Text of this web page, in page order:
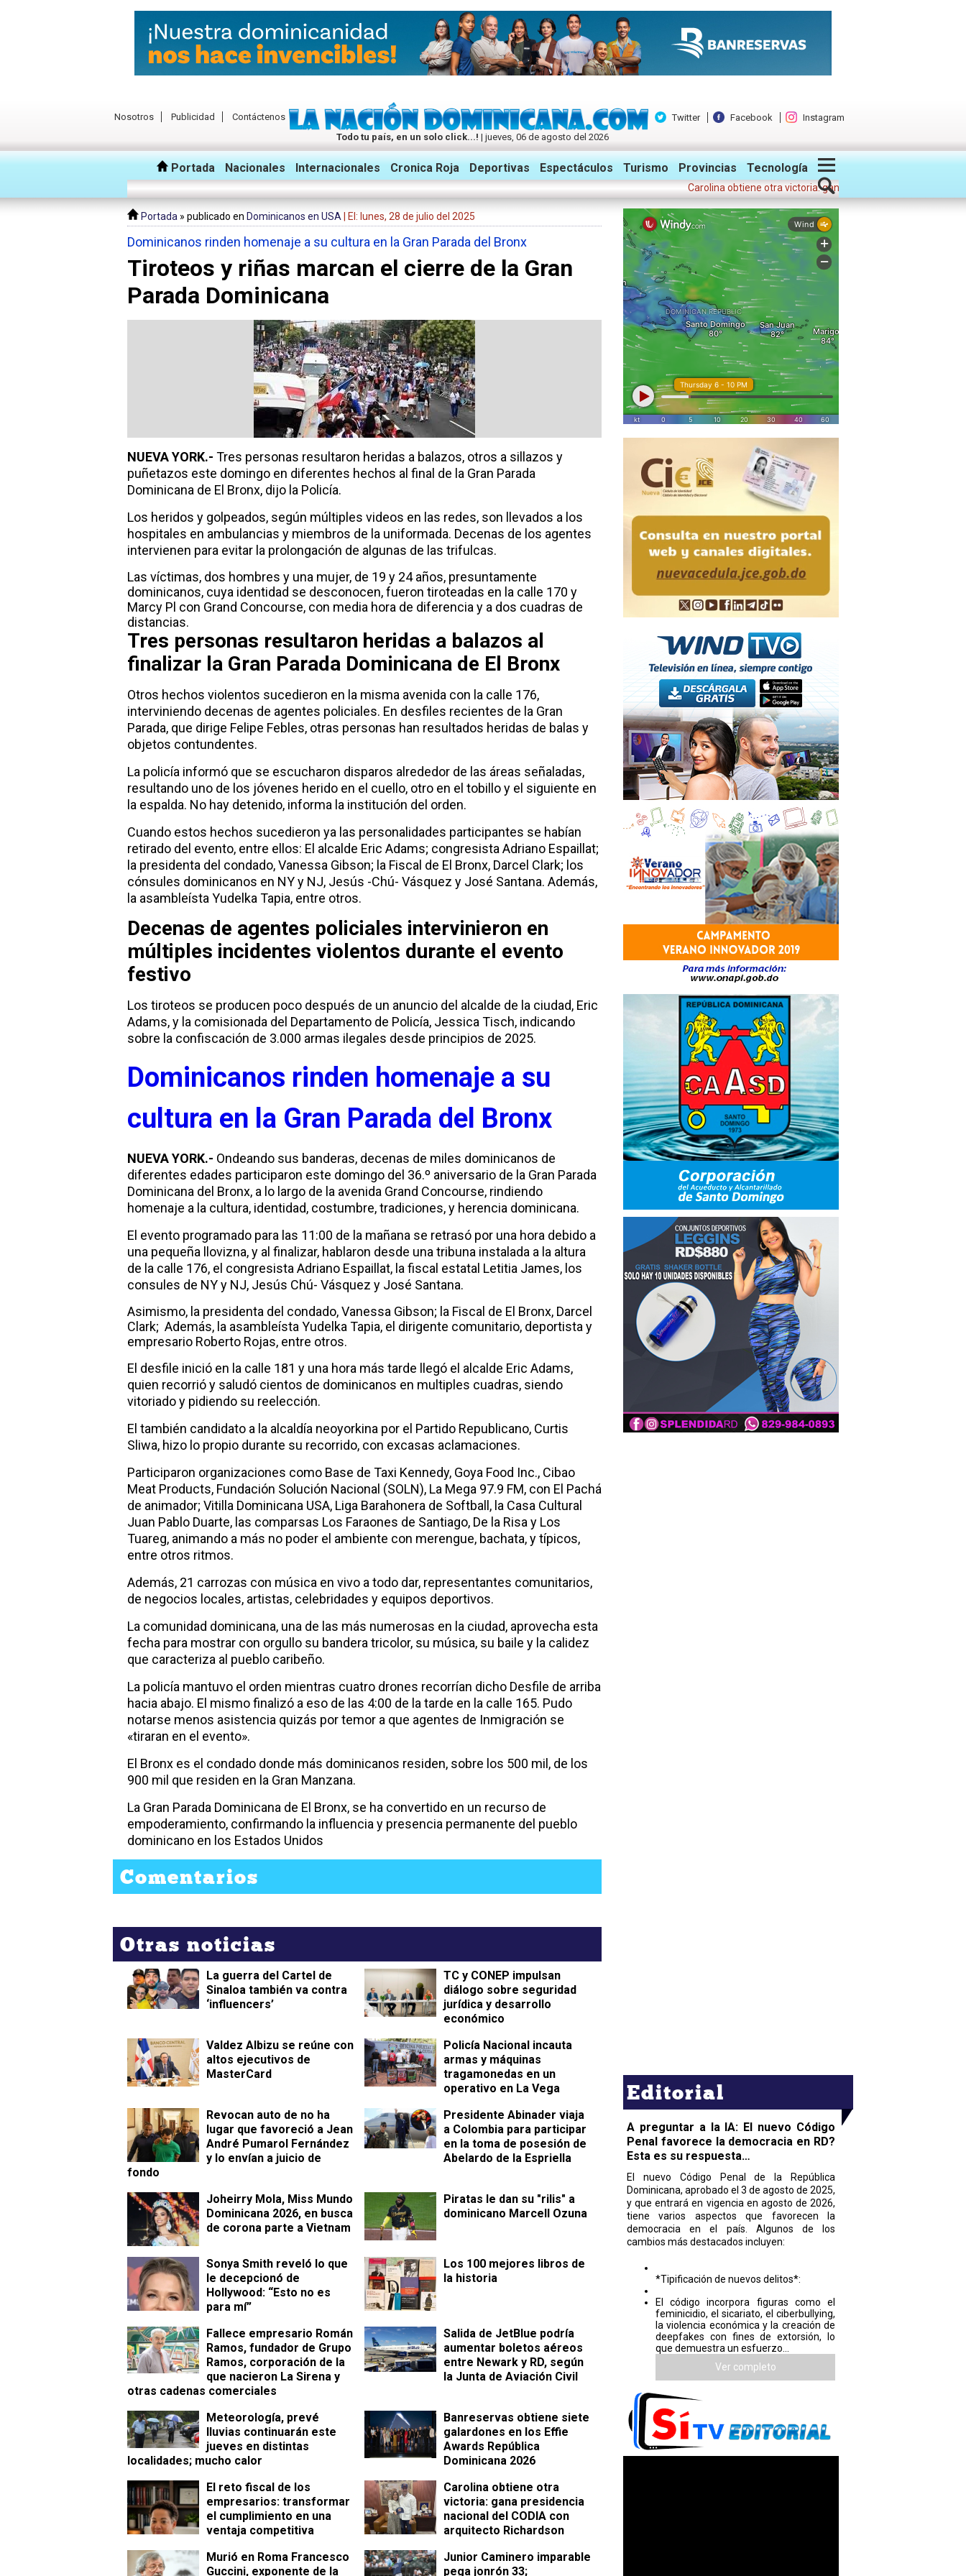
Nosotros Publicidad
Contáctenos
Todo tu país, en un solo click...! | jueves, 06 de agosto del 2026
Twitter Facebook Instagram
Portada Nacionales Internacionales Cronica Roja Deportivas Espectáculos Turismo Provincias Tecnología
Carolina obtiene otra victoria: gana presidencia nacional del CODIA
Portada » publicado en Dominicanos en USA | El: lunes, 28 de julio del 2025
Dominicanos rinden homenaje a su cultura en la Gran Parada del Bronx
Tiroteos y riñas marcan el cierre de la Gran
Parada Dominicana
NUEVA YORK.- Tres personas resultaron heridas a balazos, otros a sillazos y
puñetazos este domingo en diferentes hechos al final de la Gran Parada
Dominicana de El Bronx, dijo la Policía.
Los heridos y golpeados, según múltiples videos en las redes, son llevados a los
hospitales en ambulancias y miembros de la uniformada. Decenas de los agentes
intervienen para evitar la prolongación de algunas de las trifulcas.
Las víctimas, dos hombres y una mujer, de 19 y 24 años, presuntamente
dominicanos, cuya identidad se desconocen, fueron tiroteadas en la calle 170 y
Marcy Pl con Grand Concourse, con media hora de diferencia y a dos cuadras de
distancias.
Tres personas resultaron heridas a balazos al
finalizar la Gran Parada Dominicana de El Bronx
Otros hechos violentos sucedieron en la misma avenida con la calle 176,
interviniendo decenas de agentes policiales. En desfiles recientes de la Gran
Parada, que dirige Felipe Febles, otras personas han resultados heridas de balas y
objetos contundentes.
La policía informó que se escucharon disparos alrededor de las áreas señaladas,
resultando uno de los jóvenes herido en el cuello, otro en el tobillo y el siguiente en
la espalda. No hay detenido, informa la institución del orden.
Cuando estos hechos sucedieron ya las personalidades participantes se habían
retirado del evento, entre ellos: El alcalde Eric Adams; congresista Adriano Espaillat;
la presidenta del condado, Vanessa Gibson; la Fiscal de El Bronx, Darcel Clark; los
cónsules dominicanos en NY y NJ, Jesús -Chú- Vásquez y José Santana. Además,
la asambleísta Yudelka Tapia, entre otros.
Decenas de agentes policiales intervinieron en
múltiples incidentes violentos durante el evento
festivo
Los tiroteos se producen poco después de un anuncio del alcalde de la ciudad, Eric
Adams, y la comisionada del Departamento de Policía, Jessica Tisch, indicando
sobre la confiscación de 3.000 armas ilegales desde principios de 2025.
Dominicanos rinden homenaje a su
cultura en la Gran Parada del Bronx
NUEVA YORK.- Ondeando sus banderas, decenas de miles dominicanos de
diferentes edades participaron este domingo del 36.º aniversario de la Gran Parada
Dominicana del Bronx, a lo largo de la avenida Grand Concourse, rindiendo
homenaje a la cultura, identidad, costumbre, tradiciones, y herencia dominicana.
El evento programado para las 11:00 de la mañana se retrasó por una hora debido a
una pequeña llovizna, y al finalizar, hablaron desde una tribuna instalada a la altura
de la calle 176, el congresista Adriano Espaillat, la fiscal estatal Letitia James, los
consules de NY y NJ, Jesús Chú- Vásquez y José Santana.
Asimismo, la presidenta del condado, Vanessa Gibson; la Fiscal de El Bronx, Darcel
Clark; Además, la asambleísta Yudelka Tapia, el dirigente comunitario, deportista y
empresario Roberto Rojas, entre otros.
El desfile inició en la calle 181 y una hora más tarde llegó el alcalde Eric Adams,
quien recorrió y saludó cientos de dominicanos en multiples cuadras, siendo
vitoriado y pidiendo su reelección.
El también candidato a la alcaldía neoyorkina por el Partido Republicano, Curtis
Sliwa, hizo lo propio durante su recorrido, con excasas aclamaciones.
Participaron organizaciones como Base de Taxi Kennedy, Goya Food Inc., Cibao
Meat Products, Fundación Solución Nacional (SOLN), La Mega 97.9 FM, con El Pachá
de animador; Vitilla Dominicana USA, Liga Barahonera de Softball, la Casa Cultural
Juan Pablo Duarte, las comparsas Los Faraones de Santiago, De la Risa y Los
Tuareg, animando a más no poder el ambiente con merengue, bachata, y típicos,
entre otros ritmos.
Además, 21 carrozas con música en vivo a todo dar, representantes comunitarios,
de negocios locales, artistas, celebridades y equipos deportivos.
La comunidad dominicana, una de las más numerosas en la ciudad, aprovecha esta
fecha para mostrar con orgullo su bandera tricolor, su música, su baile y la calidez
que caracteriza al pueblo caribeño.
La policía mantuvo el orden mientras cuatro drones recorrían dicho Desfile de arriba
hacia abajo. El mismo finalizó a eso de las 4:00 de la tarde en la calle 165. Pudo
notarse menos asistencia quizás por temor a que agentes de Inmigración se
«tiraran en el evento».
El Bronx es el condado donde más dominicanos residen, sobre los 500 mil, de los
900 mil que residen en la Gran Manzana.
La Gran Parada Dominicana de El Bronx, se ha convertido en un recurso de
empoderamiento, confirmando la influencia y presencia permanente del pueblo
dominicano en los Estados Unidos
Comentarios
Otras noticias
La guerra del Cartel de
Sinaloa también va contra
‘influencers’
TC y CONEP impulsan
diálogo sobre seguridad
jurídica y desarrollo
económico
Valdez Albizu se reúne con
altos ejecutivos de
MasterCard
Policía Nacional incauta
armas y máquinas
tragamonedas en un
operativo en La Vega
Revocan auto de no ha
lugar que favoreció a Jean
André Pumarol Fernández
y lo envían a juicio de
fondo
Presidente Abinader viaja
a Colombia para participar
en la toma de posesión de
Abelardo de la Espriella
Joheirry Mola, Miss Mundo
Dominicana 2026, en busca
de corona parte a Vietnam
Piratas le dan su "rilis" a
dominicano Marcell Ozuna
Sonya Smith reveló lo que
le decepcionó de
Hollywood: “Esto no es
para mí”
Los 100 mejores libros de
la historia
Fallece empresario Román
Ramos, fundador de Grupo
Ramos, corporación de la
que nacieron La Sirena y
otras cadenas comerciales
Salida de JetBlue podría
aumentar boletos aéreos
entre Newark y RD, según
la Junta de Aviación Civil
Meteorología, prevé
lluvias continuarán este
jueves en distintas
localidades; mucho calor
Banreservas obtiene siete
galardones en los Effie
Awards República
Dominicana 2026
​El reto fiscal de los
empresarios: transformar
el cumplimiento en una
ventaja competitiva
Carolina obtiene otra
victoria: gana presidencia
nacional del CODIA con
arquitecto Richardson
Murió en Roma Francesco
Guccini, exponente de la
Junior Caminero imparable
pega jonrón 33;
Editorial
A preguntar a la IA: El nuevo Código
Penal favorece la democracia en RD?
Esta es su respuesta…
El nuevo Código Penal de la República
Dominicana, aprobado el 3 de agosto de 2025,
y que entrará en vigencia en agosto de 2026,
tiene varios aspectos que favorecen la
democracia en el país. Algunos de los
cambios más destacados incluyen:
*Tipificación de nuevos delitos*:
El código incorpora figuras como el
feminicidio, el sicariato, el ciberbullying,
la violencia económica y la creación de
deepfakes con fines de extorsión, lo
que demuestra un esfuerzo...
Ver completo